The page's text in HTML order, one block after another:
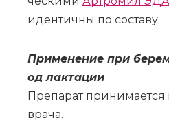
иден­тич­ны по со­ста­ву.
При­ме­не­ние при
од лак­та­ции
Пре­па­рат
вра­ча.